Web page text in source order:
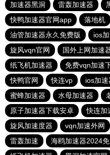
加速器黑洞
雷轰加速器
快鸭加速器官网app
落地机
油管加速器永久免费版
ios
旋风vqn官网
国外上网加速
纸飞机加速器
免费vqn加速
快鸭官网
快连vp ios加速
蜜蜂加速器
水母加速器
原子加速器下载安卓
快连加
旋风加速度器
vqn加速外网
雷轰加速
海鸥加速器2024